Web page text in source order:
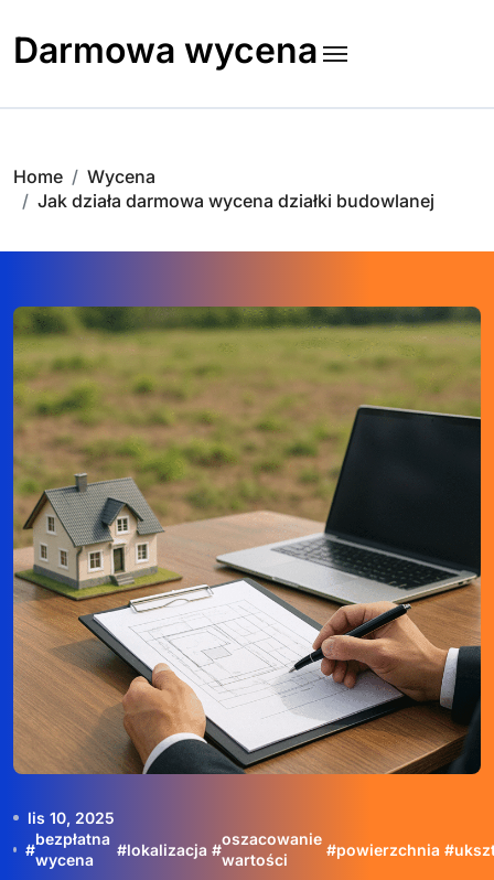
content
Darmowa wycena
Home
Wycena
Jak działa darmowa wycena działki budowlanej
lis 10, 2025
#
bezpłatna
wycena
#lokalizacja #
oszacowanie
wartości
#powierzchnia #